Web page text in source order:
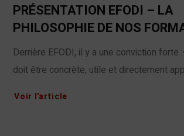
PRÉSENTATION EFODI – LA
PHILOSOPHIE DE NOS
Derrière EFODI, il y a une conviction forte
doit être concrète, utile et directement
Voir l'article